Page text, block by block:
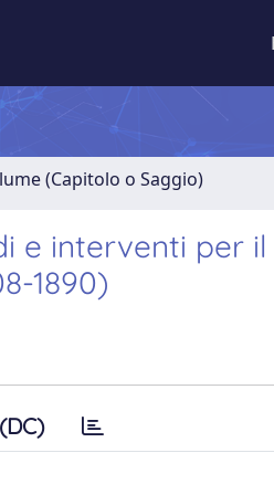
(Capitolo o Saggio)
e interventi per
1890)